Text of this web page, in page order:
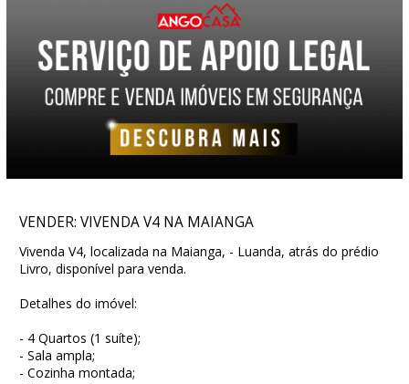
VENDER: VIVENDA V4 NA MAIANGA
Vivenda V4, localizada na Maianga, - Luanda, atrás do prédio
Livro, disponível para venda.
Detalhes do imóvel:
- 4 Quartos (1 suíte);
- Sala ampla;
- Cozinha montada;